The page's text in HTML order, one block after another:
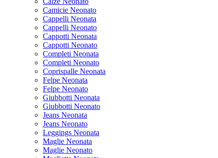
Camicie Neonato
Cappelli Neonata
Cappelli Neonato
Cappotti Neonata
Cappotti Neonato
Completi Neonata
Completi Neonato
Coprispalle Neonata
Felpe Neonata
Felpe Neonato
Giubbotti Neonata
Giubbotti Neonato
Jeans Neonata
Jeans Neonato
Leggings Neonata
Maglie Neonata
Maglie Neonato